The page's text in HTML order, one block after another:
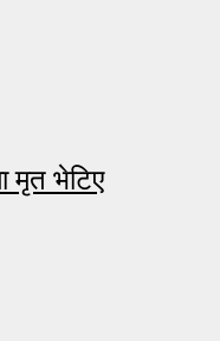
मृत भेटिए